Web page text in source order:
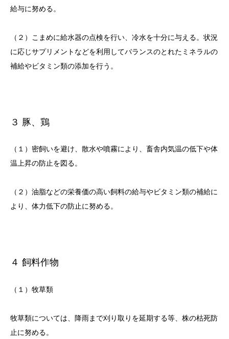
給与に努める。
（２）こまめに給水器の点検を行い、冷水を十分に与える。状況
に応じサプリメントなどを利用してバランスのとれたミネラルの
補給やビタミン類の添加を行う。
３ 豚、鶏
（１）密飼いを避け、散水や噴霧により、畜舎内気温の低下や体
温上昇の防止を図る。
（２）油脂などの栄養価の高い飼料の給与やビタミン類の補給に
より、体力低下の防止に努める。
４ 飼料作物
（１）牧草類
牧草類については、降雨まで刈り取りを延期する等、株の枯死防
止に努める。